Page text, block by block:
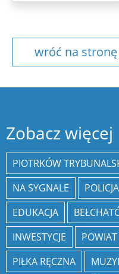
wróć na
Zobacz więcej
PIOTRKÓW
NA SYGNALE
POLICJA
EDUKACJA
INWESTYCJE
PIŁKA RĘCZNA